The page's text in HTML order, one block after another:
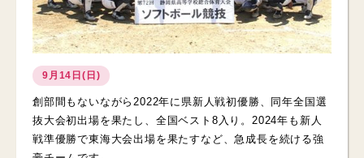
9月14日(日)
創部間もないながら2022年に県新人戦初優勝、同年全国選
抜大会初出場を果たし、全国ベスト8入り。2024年も新人
戦準優勝で東海大会出場を果たすなど、急成長を続ける強